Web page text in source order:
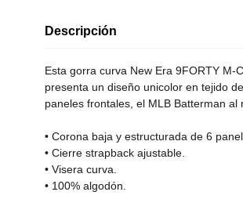
Descripción
Esta gorra curva New Era 9FORTY M-
presenta un diseño unicolor en tejido
paneles frontales, el MLB Batterman
• Corona baja y estructurada de 6
• Cierre strapback ajustable.
• Visera curva.
• 100% algodón.